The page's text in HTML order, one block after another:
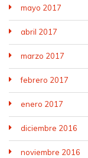
mayo 2017
abril 2017
marzo 2017
febrero 2017
enero 2017
diciembre 2016
noviembre 2016